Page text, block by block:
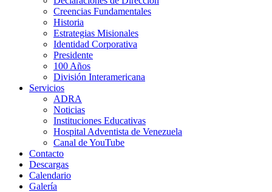
Creencias Fundamentales
Historia
Estrategias Misionales
Identidad Corporativa
Presidente
100 Años
División Interamericana
Servicios
ADRA
Noticias
Instituciones Educativas
Hospital Adventista de Venezuela
Canal de YouTube
Contacto
Descargas
Calendario
Galería